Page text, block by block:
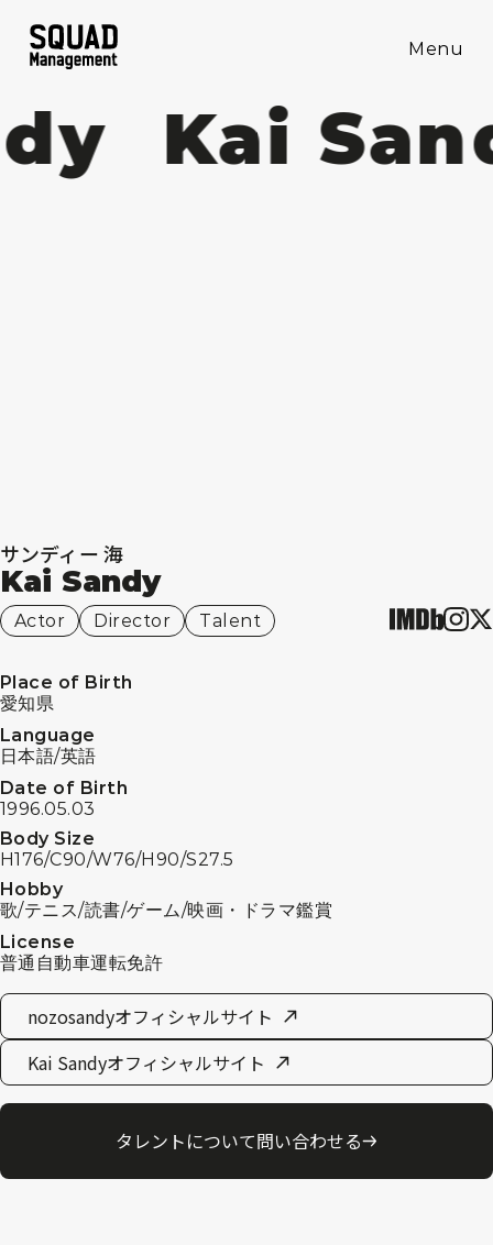
Menu
News
Talents Kai
タレントについて問い合わせる
サンディー 海
Kai Sandy
Actor Director Talent
Place of Birth
愛知県
Language
日本語/英語
Date of Birth
1996.05.03
Body Size
H176/C90/W76/H90/S27.5
Hobby
歌/テニス/読書/ゲーム/映画・ドラマ鑑賞
License
普通自動車運転免許
nozosandyオフィシャルサイト
Kai Sandyオフィシャルサイト